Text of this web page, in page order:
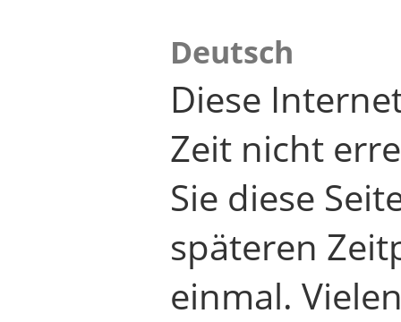
Deutsch
Diese
Zeit nicht
Sie diese
späteren
einmal.